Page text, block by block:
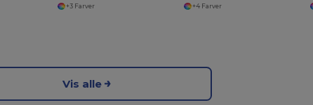
+3 Farver +4 Farver
Vis alle